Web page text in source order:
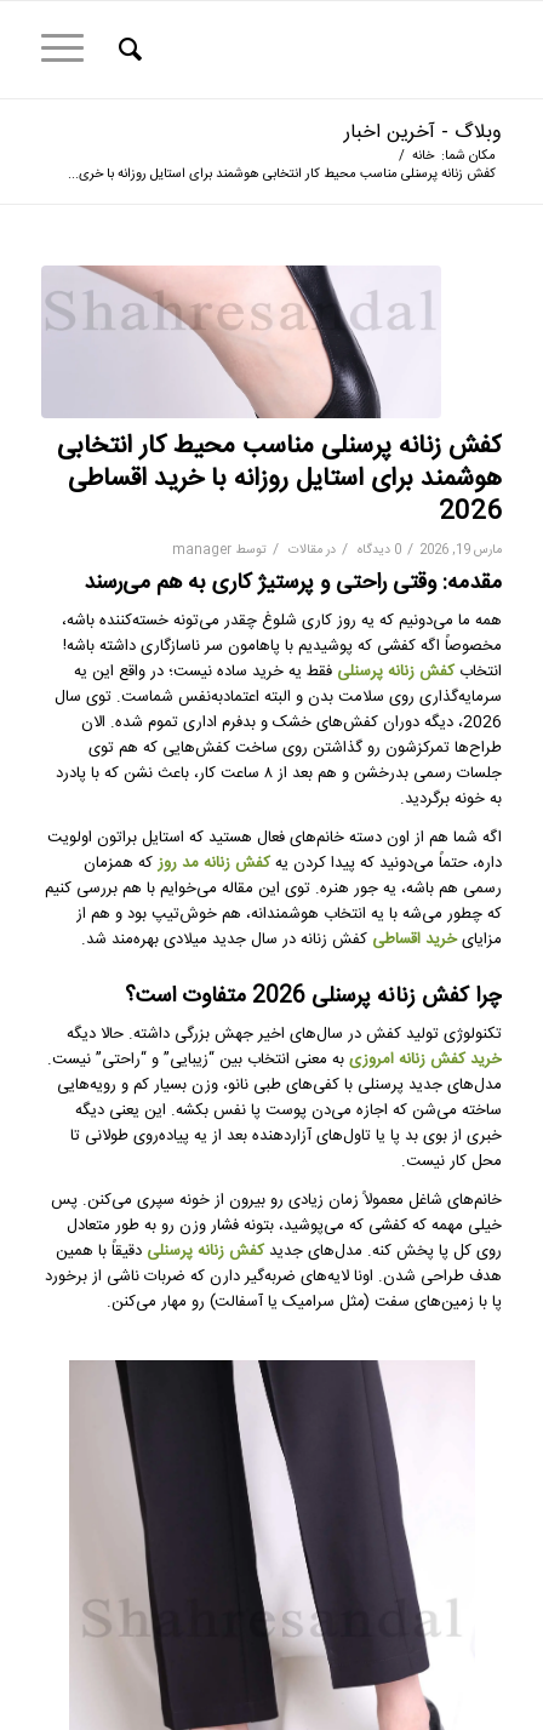
وبلاگ - آخرین اخبار
مکان شما: خانه /
کفش زنانه پرسنلی مناسب محیط کار انتخابی هوشمند برای استایل روزانه با خری...
کفش زنانه پرسنلی مناسب محیط کار انتخابی
هوشمند برای استایل روزانه با خرید اقساطی
2026
مارس 19, 2026 / 0 دیدگاه / درمقالات / توسط manager
مقدمه: وقتی راحتی و پرستیژ کاری به هم می‌رسند
همه ما می‌دونیم که یه روز کاری شلوغ چقدر می‌تونه خسته‌کننده باشه،
مخصوصاً اگه کفشی که پوشیدیم با پاهامون سر ناسازگاری داشته باشه!
انتخابکفش زنانه پرسنلی فقط یه خرید ساده نیست؛ در واقع این یه
سرمایه‌گذاری روی سلامت بدن و البته اعتمادبه‌نفس شماست. توی سال
2026، دیگه دوران کفش‌های خشک و بدفرم اداری تموم شده. الان
طراح‌ها تمرکزشون رو گذاشتن روی ساخت کفش‌هایی که هم توی
جلسات رسمی بدرخشن و هم بعد از ۸ ساعت کار، باعث نشن که با پادرد
به خونه برگردید.
اگه شما هم از اون دسته خانم‌های فعال هستید که استایل براتون اولویت
داره، حتماً می‌دونید که پیدا کردن یهکفش زنانه مد روزکه همزمان
رسمی هم باشه، یه جور هنره. توی این مقاله می‌خوایم با هم بررسی کنیم
که چطور می‌شه با یه انتخاب هوشمندانه، هم خوش‌تیپ بود و هم از
مزایایخرید اقساطی کفش زنانه در سال جدید میلادی بهره‌مند شد.
چرا کفش زنانه پرسنلی 2026 متفاوت است؟
تکنولوژی تولید کفش در سال‌های اخیر جهش بزرگی داشته. حالا دیگه
خرید کفش زنانه امروزیبه معنی انتخاب بین “زیبایی” و “راحتی” نیست.
مدل‌های جدید پرسنلی با کفی‌های طبی نانو، وزن بسیار کم و رویه‌هایی
ساخته می‌شن که اجازه می‌دن پوست پا نفس بکشه. این یعنی دیگه
خبری از بوی بد پا یا تاول‌های آزاردهنده بعد از یه پیاده‌روی طولانی تا
محل کار نیست.
خانم‌های شاغل معمولاً زمان زیادی رو بیرون از خونه سپری می‌کنن. پس
خیلی مهمه که کفشی که می‌پوشید، بتونه فشار وزن رو به طور متعادل
روی کل پا پخش کنه. مدل‌های جدیدکفش زنانه پرسنلی دقیقاً با همین
هدف طراحی شدن. اونا لایه‌های ضربه‌گیر دارن که ضربات ناشی از برخورد
پا با زمین‌های سفت (مثل سرامیک یا آسفالت) رو مهار می‌کنن.